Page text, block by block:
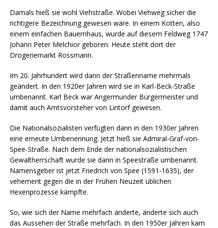
Damals hieß sie wohl Viehstraße. Wobei Viehweg sicher die
richtigere Bezeichnung gewesen wäre. In einem Kotten, also
einem einfachen Bauernhaus, wurde auf diesem Feldweg 1747
Johann Peter Melchior geboren. Heute steht dort der
Drogeriemarkt Rossmann.
Im 20. Jahrhundert wird dann der Straßenname mehrmals
geändert. In den 1920er Jahren wird sie in Karl-Beck-Straße
umbenannt. Karl Beck war Angermunder Bürgermeister und
damit auch Amtsvorsteher von Lintorf gewesen.
Die Nationalsozialisten verfügten dann in den 1930er Jahren
eine erneute Umbenennung. Jetzt hieß sie Admiral-Graf-von-
Spee-Straße. Nach dem Ende der nationalsozialistischen
Gewaltherrschaft wurde sie dann in Speestraße umbenannt.
Namensgeber ist jetzt Friedrich von Spee (1591-1635), der
vehement gegen die in der Frühen Neuzeit üblichen
Hexenprozesse kämpfte.
So, wie sich der Name mehrfach änderte, änderte sich auch
das Aussehen der Straße mehrfach. In den 1950er Jahren kam